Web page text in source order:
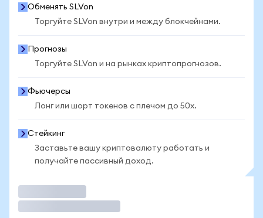
Обменять SLVon
Торгуйте SLVon внутри и между блокчейнами.
Прогнозы
Торгуйте SLVon и на рынках криптопрогнозов.
Фьючерсы
Лонг или шорт токенов с плечом до 50x.
Стейкинг
Заставьте вашу криптовалюту работать и
получайте пассивный доход.